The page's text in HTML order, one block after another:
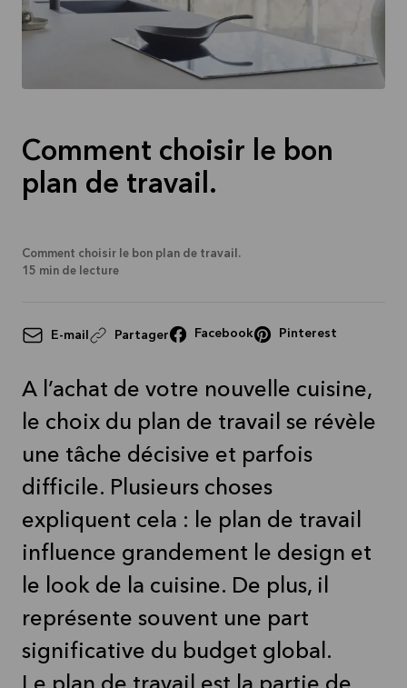
GRATUITS*
suite
Comment choisir le bon
plan de travail.
Comment choisir le bon plan de travail.
15 min de lecture
E-mail Partager Facebook Pinterest
A l’achat de votre nouvelle cuisine,
le choix du plan de travail se révèle
une tâche décisive et parfois
difficile. Plusieurs choses
expliquent cela : le plan de travail
influence grandement le design et
le look de la cuisine. De plus, il
représente souvent une part
significative du budget global.